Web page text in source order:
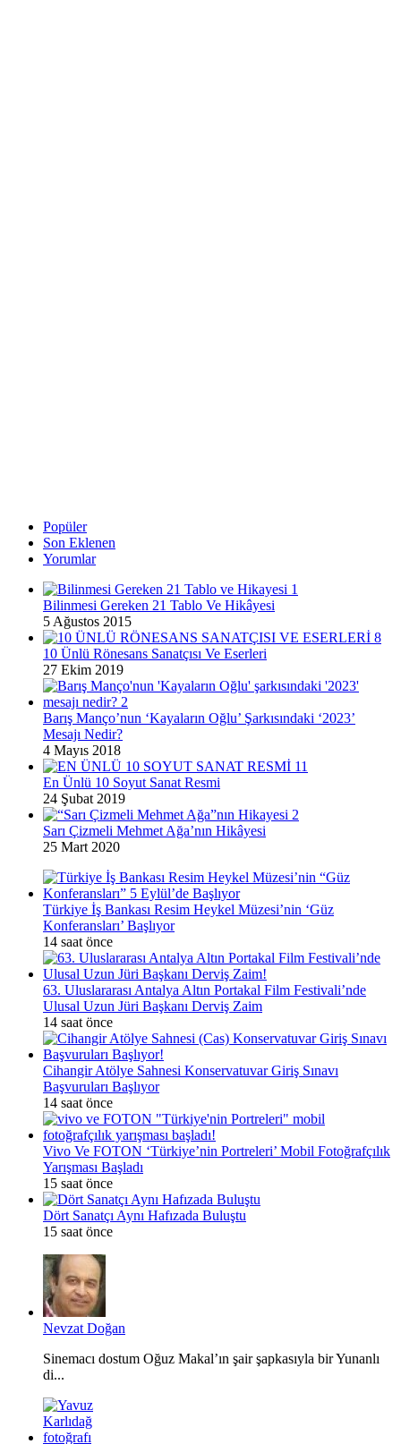
Popüler
Son Eklenen
Yorumlar
Bilinmesi Gereken 21 Tablo Ve Hikâyesi
5 Ağustos 2015
10 Ünlü Rönesans Sanatçısı Ve Eserleri
27 Ekim 2019
Barış Manço’nun ‘Kayaların Oğlu’ Şarkısındaki ‘2023’
Mesajı Nedir?
4 Mayıs 2018
En Ünlü 10 Soyut Sanat Resmi
24 Şubat 2019
Sarı Çizmeli Mehmet Ağa’nın Hikâyesi
25 Mart 2020
Türkiye İş Bankası Resim Heykel Müzesi’nin ‘Güz
Konferansları’ Başlıyor
14 saat önce
63. Uluslararası Antalya Altın Portakal Film Festivali’nde
Ulusal Uzun Jüri Başkanı Derviş Zaim
14 saat önce
Cihangir Atölye Sahnesi Konservatuvar Giriş Sınavı
Başvuruları Başlıyor
14 saat önce
Vivo Ve FOTON ‘Türkiye’nin Portreleri’ Mobil Fotoğrafçılık
Yarışması Başladı
15 saat önce
Dört Sanatçı Aynı Hafızada Buluştu
15 saat önce
Nevzat Doğan
Sinemacı dostum Oğuz Makal’ın şair şapkasıyla bir Yunanlı
di...